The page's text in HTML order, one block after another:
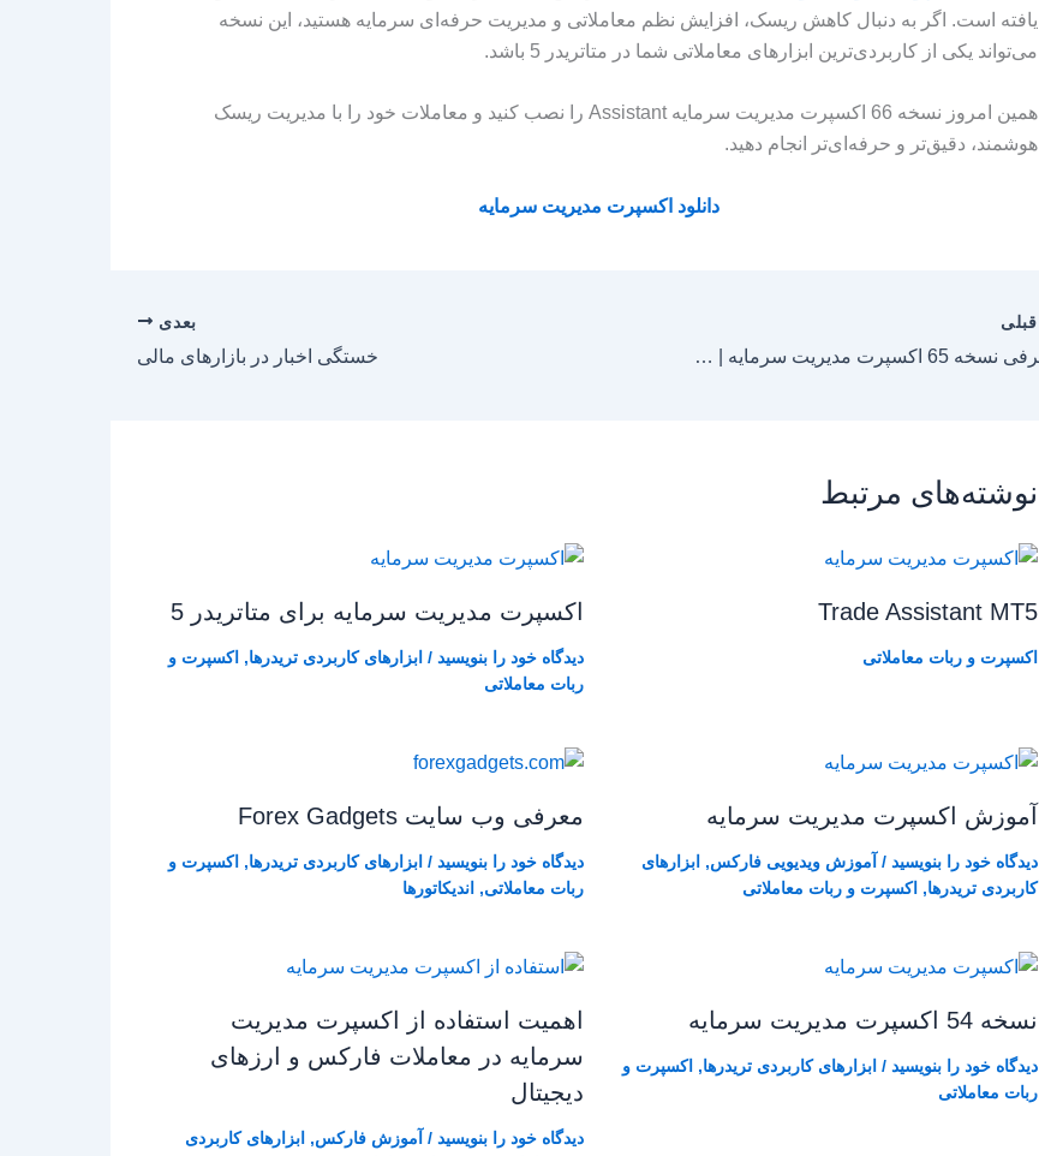
یافته است. اگر به دنبال کاهش ریسک، افزایش نظم معاملاتی و مدیریت حرفه‌ای سرمایه هستید، این نسخه
می‌تواند یکی از کاربردی‌ترین ابزارهای معاملاتی شما در متاتریدر 5 باشد.
همین امروز نسخه 66 اکسپرت مدیریت سرمایه Assistant را نصب کنید و معاملات خود را با مدیریت ریسک
هوشمند، دقیق‌تر و حرفه‌ای‌تر انجام دهید.
دانلود اکسپرت مدیریت سرمایه
قبلی
معرفی نسخه 65 اکسپرت مدیریت سرمایه | هوشمندتر، دقیق‌تر، حرفه‌ای‌تر
بعدی
خستگی اخبار در بازارهای مالی
نوشته‌های مرتبط
Trade Assistant MT5
اکسپرت و ربات معاملاتی
اکسپرت مدیریت سرمایه برای متاتریدر 5
دیدگاه‌ خود را بنویسید / ابزارهای کاربردی تریدرها, اکسپرت و
ربات معاملاتی
آموزش اکسپرت مدیریت سرمایه
دیدگاه‌ خود را بنویسید / آموزش ویدیویی فارکس, ابزارهای
کاربردی تریدرها, اکسپرت و ربات معاملاتی
معرفی وب‌ سایت Forex Gadgets
دیدگاه‌ خود را بنویسید / ابزارهای کاربردی تریدرها, اکسپرت و
ربات معاملاتی, اندیکاتورها
نسخه 54 اکسپرت مدیریت سرمایه
دیدگاه‌ خود را بنویسید / ابزارهای کاربردی تریدرها, اکسپرت و
ربات معاملاتی
اهمیت استفاده از اکسپرت مدیریت
سرمایه در معاملات فارکس و ارزهای
دیجیتال
دیدگاه‌ خود را بنویسید /آموزش فارکس,ابزارهای کاربردی